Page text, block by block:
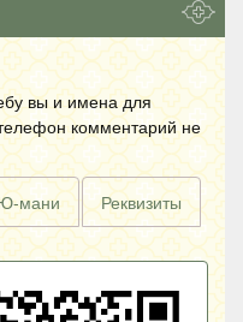
вы и имена для
комментарий не
мани Реквизиты